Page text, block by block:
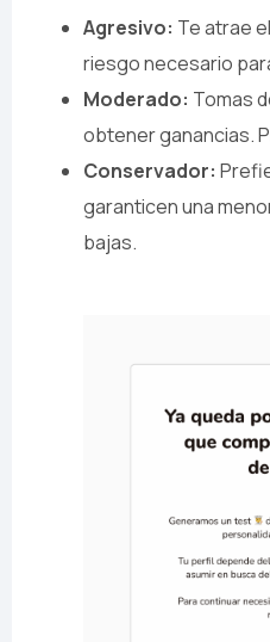
Agresivo: Te atrae
riesgo necesario
Moderado: Tomas
obtener ganancias.
Conservador:
garanticen una
bajas.